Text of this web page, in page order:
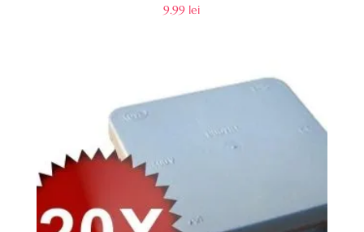
9.99 lei